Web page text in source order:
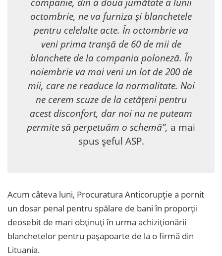
octombrie, ne va furniza și blanchetele
pentru celelalte acte. În octombrie va
veni prima tranșă de 60 de mii de
blanchete de la compania poloneză. În
noiembrie va mai veni un lot de 200 de
mii, care ne readuce la normalitate. Noi
ne cerem scuze de la cetățeni pentru
acest disconfort, dar noi nu ne puteam
permite să perpetuăm o schemă”, a mai
spus șeful ASP.
Acum câteva luni, Procuratura Anticorupție a pornit
un dosar penal pentru spălare de bani în proporții
deosebit de mari obținuți în urma achiziționării
blanchetelor pentru pașapoarte de la o firmă din
Lituania.